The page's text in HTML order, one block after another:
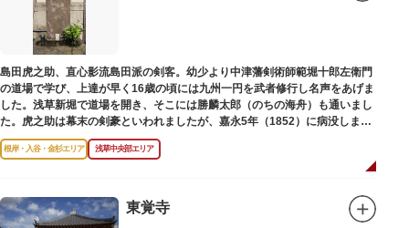
島田虎之助、直心影流島田派の剣客。幼少より中津藩剣術師範堀十郎左衛門
の道場で学び、上達が早く16歳の頃には九州一円を武者修行し名声をあげま
した。浅草新堀で道場を開き、そこには勝麟太郎（のちの海舟）も通いまし
た。虎之助は幕末の剣豪といわれましたが、嘉永5年（1852）に病没しまし
た。お墓は正定寺（しょうじょうじ）にあります。
根岸・入谷・金杉エリア 浅草中央部エリア
東覚寺